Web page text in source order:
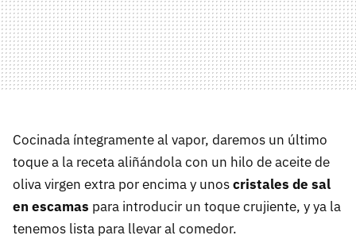
Cocinada íntegramente al vapor, daremos un último
toque a la receta aliñándola con un hilo de aceite de
oliva virgen extra por encima y unoscristales de sal
en escamas para introducir un toque crujiente, y ya la
tenemos lista para llevar al comedor.